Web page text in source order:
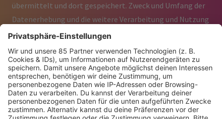
übermittelt und dort gespeichert. Zweck und Umfang der
Datenerhebung und die weitere Verarbeitung und Nutzung
der Daten durch Facebook sowie Ihre diesbezüglichen
Rechte und Einstellungsmöglichkeiten zum Schutz Ihrer
Privatssphäre entnehmen Sie bitte den
Datenschutzhinweisen von Facebook.
8. Hinweis auf Apple Partnerprogramm
Diese Website ist Teilnehmer des Partnerprogramms von